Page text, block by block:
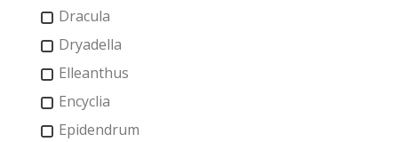
Dracula
Dryadella
Elleanthus
Encyclia
Epidendrum